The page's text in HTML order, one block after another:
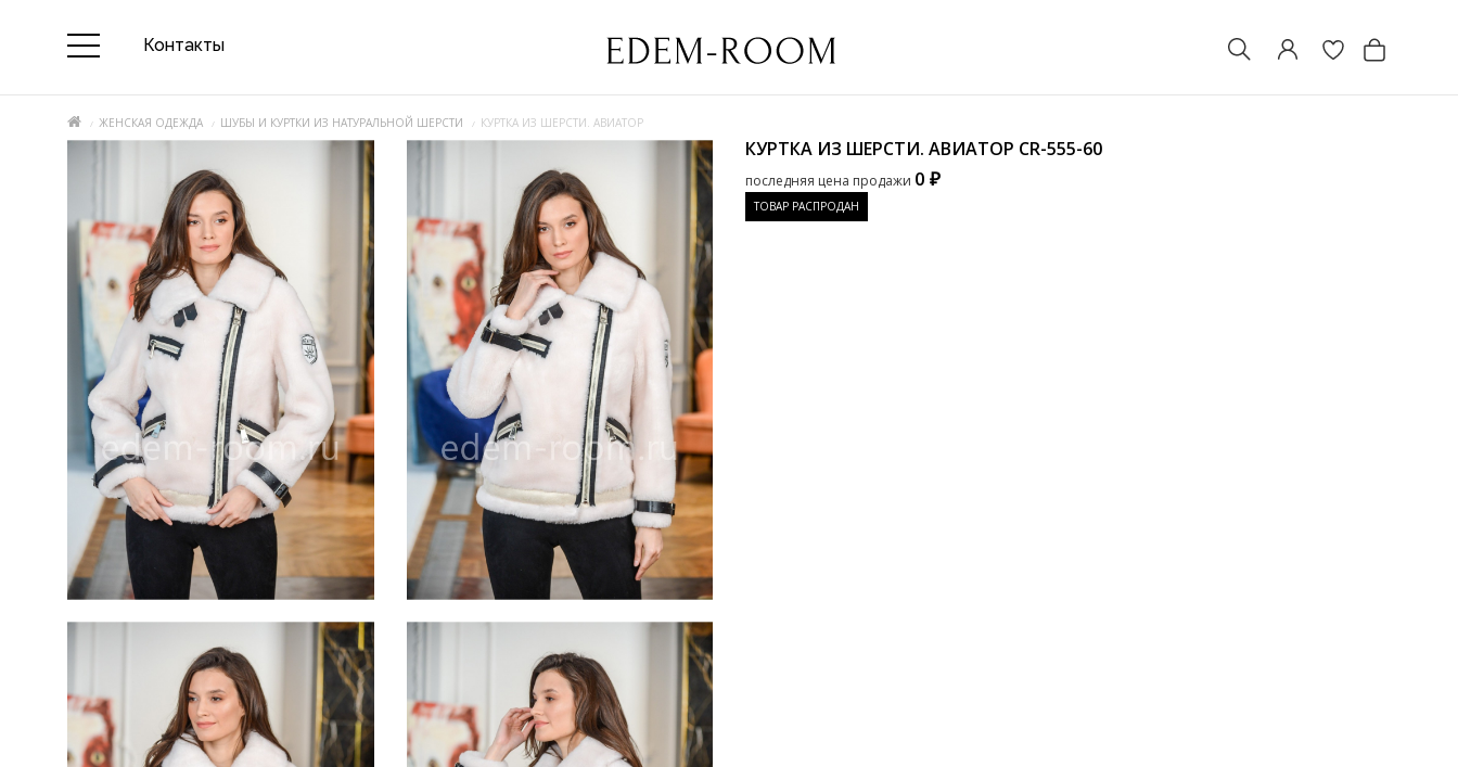
Контакты
ЖЕНСКАЯ ОДЕЖДА ШУБЫ И КУРТКИ ИЗ НАТУРАЛЬНОЙ ШЕРСТИ КУРТКА ИЗ ШЕРСТИ. АВИАТОР
КУРТКА ИЗ ШЕРСТИ. АВИАТОР CR-555-60
последняя цена продажи 0 ₽
ТОВАР РАСПРОДАН